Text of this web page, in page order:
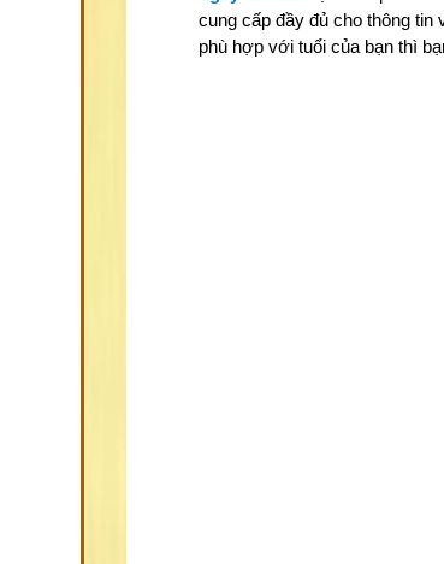
cung cấp đầy đủ cho thông tin
phù hợp với tuổi của bạn thì